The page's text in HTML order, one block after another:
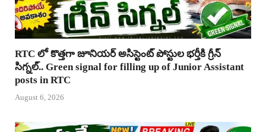
RTC లో కొత్తగా జూనియర్ అసిస్టెంట్ పోస్టుల భర్తీకి గ్రీన్
సిగ్నల్.. Green signal for filling up of Junior Assistant
posts in RTC
August 6, 2026